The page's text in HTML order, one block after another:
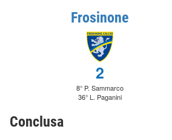
Frosinone
2
8° P. Sammarco
36° L. Paganini
Conclusa